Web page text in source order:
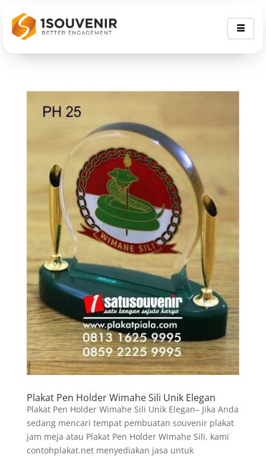
Plakat Pen Holder Wimahe Sili Unik Elegan
Plakat Pen Holder Wimahe Sili Unik Elegan– Jika Anda
sedang mencari tempat pembuatan souvenir plakat
jam meja atau Plakat Pen Holder Wimahe Sili, kami
contohplakat.net menyediakan jasa untuk